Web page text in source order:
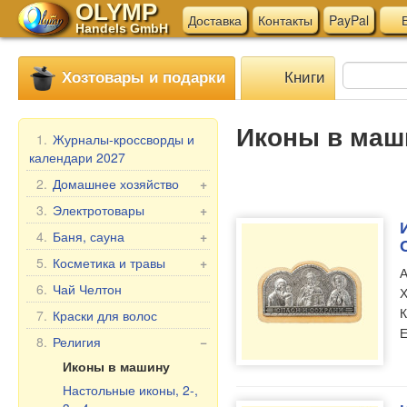
OLYMP
Handels GmbH Доставка Контакты PayPal
Хозтовары и подарки Книги
1. Журналы-кроссворды и
календари 2027
+
2. Домашнее хозяйство
Мангалы, гриль
Шампуры
Мантоварки
Товары для дома
Бытовая химия
Пельменницы, формы
и ножи для теста
Клеёнка в рулонах
Мясорубки
+
3. Электротовары
Электротовары для
кухни
Прочие электротовары
+
4. Баня, сауна
Веники для бани
Текстиль для бани
Аксессуары для бани
Косметика для бани и
ванны
+
5. Косметика и травы
Подарочные наборы
Бабушка Агафья
Репейник
Лошадиная Линия
Belle Jardin
6. Чай Челтон
7. Краски для волос
−
8. Религия
Иконы в машину
Настольные иконы, 2-,
Иконы в